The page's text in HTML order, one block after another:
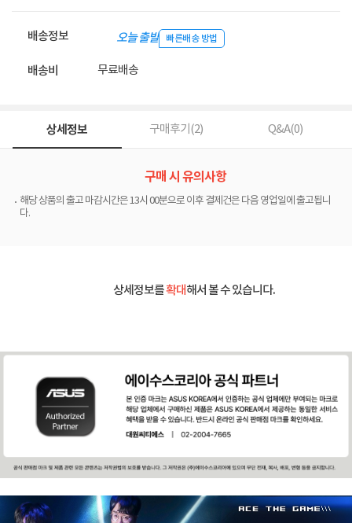
배송정보 오늘 출발 빠른배송 방법
배송비 무료배송
상세정보 구매후기(2) Q&A(0)
구매 시 유의사항
해당 상품의 출고 마감시간은 13시 00분으로 이후 결제건은 다음 영업일에 출고됩니
다.
상세정보를확대해서 볼 수 있습니다.